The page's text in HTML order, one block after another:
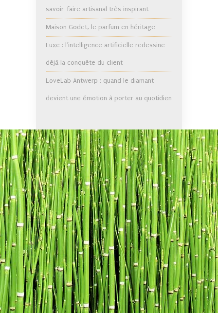
savoir-faire artisanal très inspirant
Maison Godet, le parfum en héritage
Luxe : l’intelligence artificielle redessine
déjà la conquête du client
LoveLab Antwerp : quand le diamant
devient une émotion à porter au quotidien